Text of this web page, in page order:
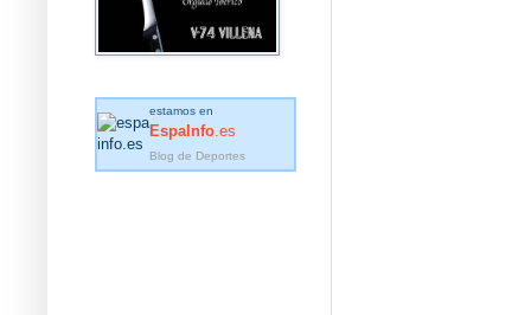
estamos en
EspaInfo .es
Blog de Deportes